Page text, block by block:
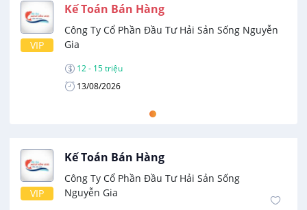
VIP
Kế Toán Bán Hàng
Công Ty Cổ Phần Đầu Tư Hải Sản Sống Nguyễn
Gia
12 - 15 triệu
13/08/2026
VIP
Kế Toán Bán Hàng
Công Ty Cổ Phần Đầu Tư Hải Sản Sống
Nguyễn Gia